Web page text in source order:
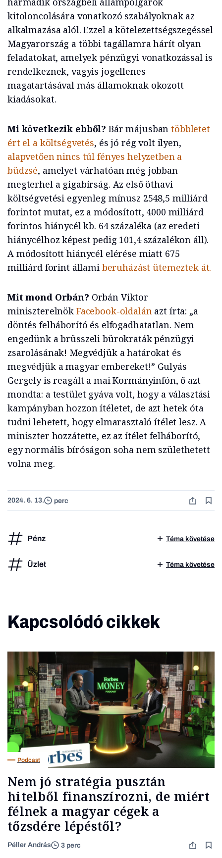
kitoloncolására vonatkozó szabályoknak az
alkalmazása alól. Ezzel a kötelezettségszegéssel
Magyarország a többi tagállamra hárít olyan
feladatokat, amelyek pénzügyi vonatkozással is
rendelkeznek, vagyis jogellenes
magatartásával más államoknak okozott
kiadásokat.
Mi következik ebből? Bár májusban többletet
ért el a költségvetés, és jó rég volt ilyen,
alapvetően nincs túl fényes helyzetben a
büdzsé, amelyet várhatóan még jobban
megterhel a gigabírság. Az első öthavi
költségvetési egyenleg mínusz 2548,5 milliárd
forintot mutat, ez a módosított, 4000 milliárd
forintos hiánycél kb. 64 százaléka (az eredeti
hiánycélhoz képest pedig 101,4 százalékon áll).
A módosított hiánycél elérése miatt 675
milliárd forint állami beruházást ütemeztek át.
Mit mond Orbán? Orbán Viktor
miniszterelnök Facebook-oldalán azt írta: „a
döntés felháborító és elfogadhatatlan. Nem
engedünk a brüsszeli bürokraták pénzügyi
zsarolásának! Megvédjük a határokat és
megvédjük a magyar embereket!” Gulyás
Gergely is reagált a mai Kormányinfón, ő azt
mondta: a testület gyáva volt, hogy a választási
kampányban hozzon ítéletet, de azt hetek óta
tudni lehetett, hogy elmarasztaló ítélet lesz. A
miniszter hozzátette, ez az ítélet felháborító,
egy normális bíróságon soha nem születhetett
volna meg.
2024. 6. 13. perc
Pénz Téma követése
Üzlet Téma követése
Kapcsolódó cikkek
Podcast
Nem jó stratégia pusztán
hitelből finanszírozni, de miért
félnek a magyar cégek a
tőzsdére lépéstől?
Péller András 3 perc